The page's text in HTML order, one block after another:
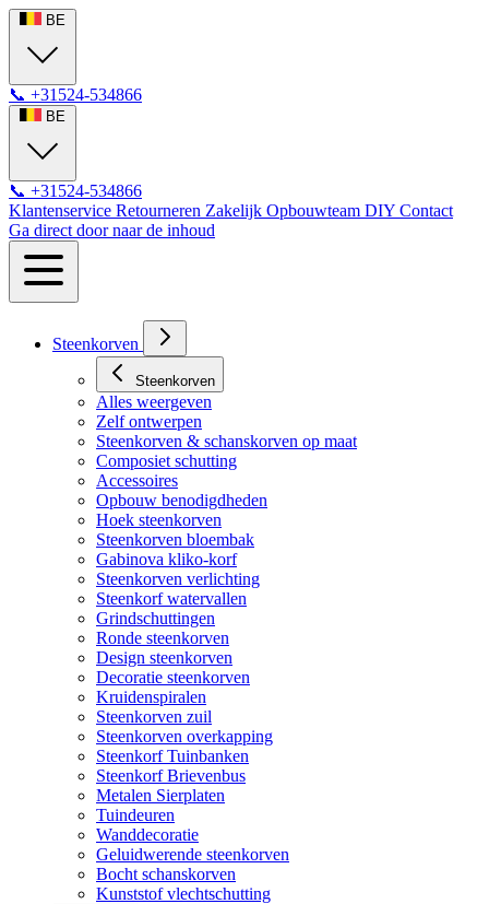
BE
📞 +31524-534866
BE
📞 +31524-534866
Klantenservice Retourneren Zakelijk Opbouwteam DIY Contact
Ga direct door naar de inhoud
Steenkorven
Steenkorven
Alles weergeven
Zelf ontwerpen
Steenkorven & schanskorven op maat
Composiet schutting
Accessoires
Opbouw benodigdheden
Hoek steenkorven
Steenkorven bloembak
Gabinova kliko-korf
Steenkorven verlichting
Steenkorf watervallen
Grindschuttingen
Ronde steenkorven
Design steenkorven
Decoratie steenkorven
Kruidenspiralen
Steenkorven zuil
Steenkorven overkapping
Steenkorf Tuinbanken
Steenkorf Brievenbus
Metalen Sierplaten
Tuindeuren
Wanddecoratie
Geluidwerende steenkorven
Bocht schanskorven
Kunststof vlechtschutting